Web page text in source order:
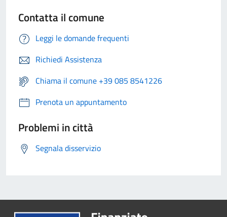
Contatta il comune
Leggi le domande frequenti
Richiedi Assistenza
Chiama il comune +39 085 8541226
Prenota un appuntamento
Problemi in città
Segnala disservizio